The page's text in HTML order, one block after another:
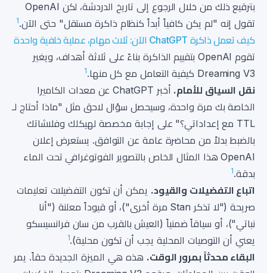
بترقيع ذلك من خلال الرجوع إلى تاريخ الدردشة، لكن OpenAI
تقول إنه "لم يكن كافياً أبداً كنظام ذاكرة مستقل" حتى الآن.1
كيف تعمل ذاكرة ChatGPT الآن: ثلاث مهام، عملية خلفية واحدة
تقوم OpenAI بتقييم الذاكرة بناءً على ثلاثة أهداف، ويغير
Dreaming V3 كيفية التعامل مع كل منها.
1
نقل السياق للأمام.
أخبر ChatGPT عن معدات الكاميرا
الخاصة بك مرة واحدة، وسيحصل سؤال لاحق مثل "ماذا أحتاج لـ
TTL مع إعداداتي؟" على إجابة مخصصة لهيكلك وفلاشاتك
بالضبط بدلاً من محاضرة عامة عن التوافق. يستعرض إعلان
OpenAI هذا المثال الخاص بالتصوير الفوتوغرافي تحت الماء
بدقة.1
اتباع التفضيلات والقيود. يمكن أن تكون التفضيلات تعليمات
صريحة ("لا تذكر Stan مرة أخرى")، أو قيوداً معلنة ("أنا
نباتي")، أو سياقاً ضمنياً (العيش بالقرب من سان فرانسيسكو
يعني أن التوصيات المحلية يجب أن تكون محلية).1
البقاء محدثاً بمرور الوقت. هذه هي الميزة الجديدة حقاً. يمر